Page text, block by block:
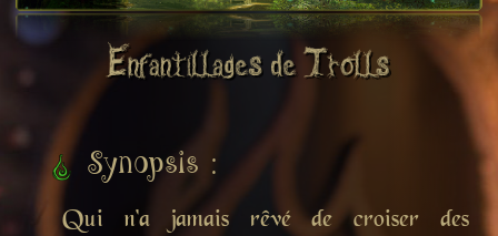
Synopsis :
Qui n'a jamais rêvé de croiser des